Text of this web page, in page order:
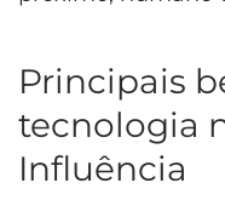
Principais
tecnologia
Influência